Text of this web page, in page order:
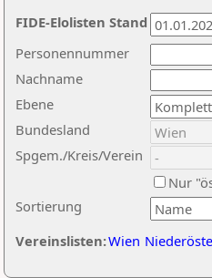
Nachname
Ebene
Sortierung
Personennummer
Bundesland
Spgem./Kreis/Verein
Nur
Vereinslisten:Wien
FIDE-Elolisten Stand